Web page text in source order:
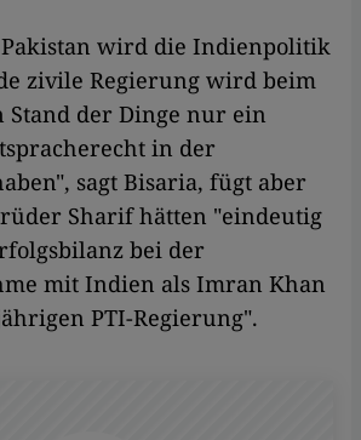
wird die Indienpolitik
zivile Regierung wird beim
Stand der Dinge nur ein
in der
sagt Bisaria, fügt aber
Sharif hätten "eindeutig
bei der
mit Indien als Imran Khan
PTI-Regierung".